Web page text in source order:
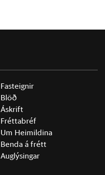
Fasteignir
Blöð
Áskrift
Fréttabréf
Um Heimildina
Benda á frétt
Auglýsingar